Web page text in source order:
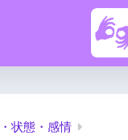
状態・感情